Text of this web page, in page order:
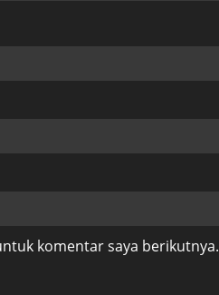
komentar saya berikutnya.